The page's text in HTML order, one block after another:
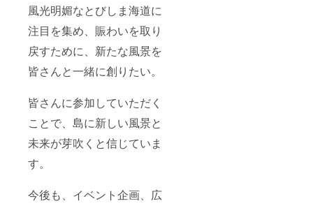
風光明媚なとびしま海道に
注目を集め、賑わいを取り
戻すために、新たな風景を
皆さんと一緒に創りたい。
皆さんに参加していただく
ことで、島に新しい風景と
未来が芽吹くと信じていま
す。
今後も、イベント企画、広